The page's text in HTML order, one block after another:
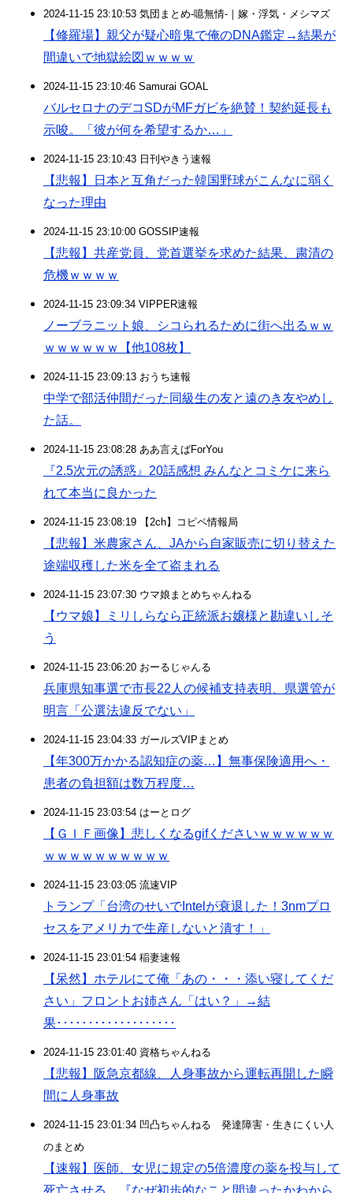
2024-11-15 23:10:53 気団まとめ-噫無情-｜嫁・浮気・メシマズ
【修羅場】親父が疑心暗鬼で俺のDNA鑑定→結果が
間違いで地獄絵図ｗｗｗｗ
2024-11-15 23:10:46 Samurai GOAL
バルセロナのデコSDがMFガビを絶賛！契約延長も
示唆。「彼が何を希望するか…」
2024-11-15 23:10:43 日刊やきう速報
【悲報】日本と互角だった韓国野球がこんなに弱く
なった理由
2024-11-15 23:10:00 GOSSIP速報
【悲報】共産党員、党首選挙を求めた結果、粛清の
危機ｗｗｗｗ
2024-11-15 23:09:34 VIPPER速報
ノーブラニット娘、シコられるために街へ出るｗｗ
ｗｗｗｗｗｗ【他108枚】
2024-11-15 23:09:13 おうち速報
中学で部活仲間だった同級生の友と遠のき友やめし
た話。
2024-11-15 23:08:28 ああ言えばForYou
『2.5次元の誘惑』20話感想 みんなとコミケに来ら
れて本当に良かった
2024-11-15 23:08:19 【2ch】コピペ情報局
【悲報】米農家さん、JAから自家販売に切り替えた
途端収穫した米を全て盗まれる
2024-11-15 23:07:30 ウマ娘まとめちゃんねる
【ウマ娘】ミリしらなら正統派お嬢様と勘違いしそ
う
2024-11-15 23:06:20 おーるじゃんる
兵庫県知事選で市長22人の候補支持表明、県選管が
明言「公選法違反でない」
2024-11-15 23:04:33 ガールズVIPまとめ
【年300万かかる認知症の薬…】無事保険適用へ・
患者の負担額は数万程度…
2024-11-15 23:03:54 はーとログ
【ＧＩＦ画像】悲しくなるgifくださいｗｗｗｗｗｗ
ｗｗｗｗｗｗｗｗｗｗ
2024-11-15 23:03:05 流速VIP
トランプ「台湾のせいでIntelが衰退した！3nmプロ
セスをアメリカで生産しないと潰す！」
2024-11-15 23:01:54 稲妻速報
【呆然】ホテルにて俺「あの・・・添い寝してくだ
さい」フロントお姉さん「はい？」→結
果･･･････････････････
2024-11-15 23:01:40 資格ちゃんねる
【悲報】阪急京都線、人身事故から運転再開した瞬
間に人身事故
2024-11-15 23:01:34 凹凸ちゃんねる 発達障害・生きにくい人
のまとめ
【速報】医師、女児に規定の5倍濃度の薬を投与して
死亡させる…『なぜ初歩的なこと間違ったかわから